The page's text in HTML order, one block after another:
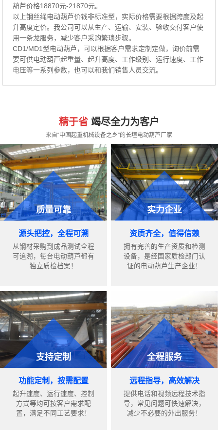
葫芦价格18870元-21870元。
以上钢丝绳电动葫芦价钱非标准型，实际价格需要根据跨度及起
升高度定价。我公司可以从生产、运输、安装、验收交付客户使
用一条龙服务，减少客户采购繁琐步骤。
CD1/MD1型电动葫芦，可以根据客户需求定制定做，询价前需
要可供电动葫芦起重量、起升高度、工作级别、运行速度、工作
电压等一系列参数，也可以和我们销售人员交流。
精于省 竭尽全力为客户
来自“中国起重机械设备之乡”的长垣电动葫芦厂家
质量可靠
源头把控，全程可溯
从钢材采购到成品测试全程
可追溯，每台电动葫芦都有
独立质检档案！
实力企业
资质齐全，值得信赖
拥有完善的生产资质和检测
设备，是经国家质检部门认
证的电动葫芦生产企业！
支持定制
功能定制，按需配置
起升速度、运行速度、控制
方式等均可按客户需求配
置，满足不同工艺要求！
全程服务
远程指导，高效解决
提供电话和视频远程技术指
导，常见问题可快速解决，
减少不必要的外出服务！